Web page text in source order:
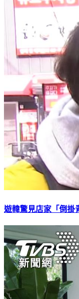
遊韓驚見店家「倒